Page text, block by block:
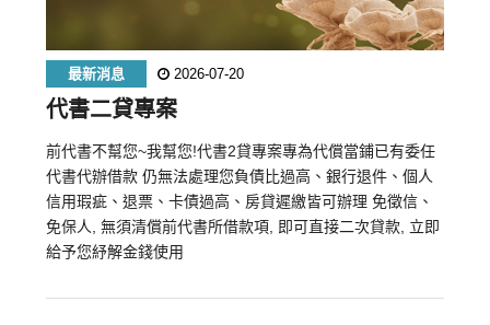
最新消息 2026-07-20
代書二貸專案
前代書不幫您~我幫您!代書2貸專案專為代償當鋪已有委任
代書代辦借款 仍無法處理您負債比過高、銀行退件、個人
信用瑕疵、退票、卡債過高、房貸遲繳皆可辦理 免徵信、
免保人, 無須清償前代書所借款項, 即可直接二次貸款, 立即
給予您紓解金錢使用